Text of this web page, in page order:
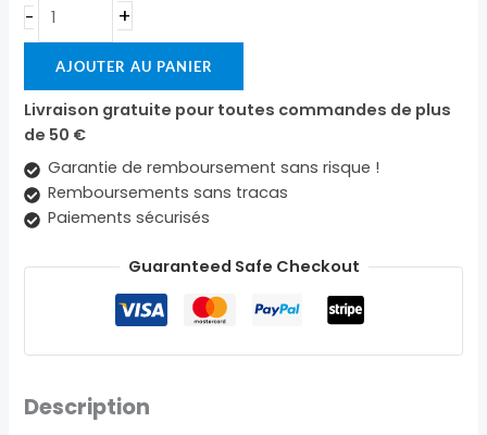
-
+
AJOUTER AU PANIER
Livraison gratuite pour toutes commandes de plus
de 50 €
Garantie de remboursement sans risque !
Remboursements sans tracas
Paiements sécurisés
Guaranteed Safe Checkout
Description